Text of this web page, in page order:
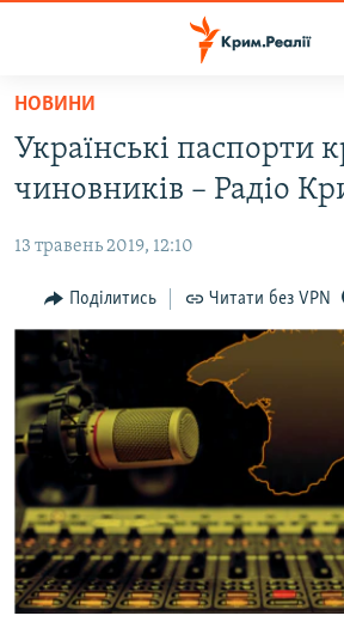
Перейти
основного
матеріалу
до
навігації
Перейти
пошуку
ВОДА.КРИМ
ПОЛІТИКА
БЛОГИ
ПОГЛЯД
ІНТЕРВ'Ю
ВСЕ ЗА ДЕНЬ
СПЕЦПРОЕКТИ
ДЕПОРТАЦІЯ
ВІДЕОУРОКИ «ELIFBE»
СВІДЧЕННЯ ОКУПАЦІЇ
ЯК ОБІЙТИ БЛОКУВАННЯ
Русский
Qırımtatar
НОВИНИ
Українські паспорти
чиновників – Радіо
13 травень 2019, 12:10
Поділитись Читати без VPN